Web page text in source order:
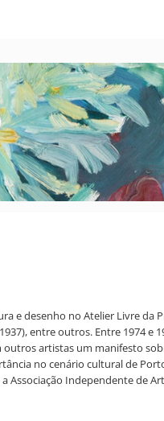
e desenho no Atelier Livre da
entre outros. Entre 1974
artistas um manifesto
no cenário cultural de
Independente de